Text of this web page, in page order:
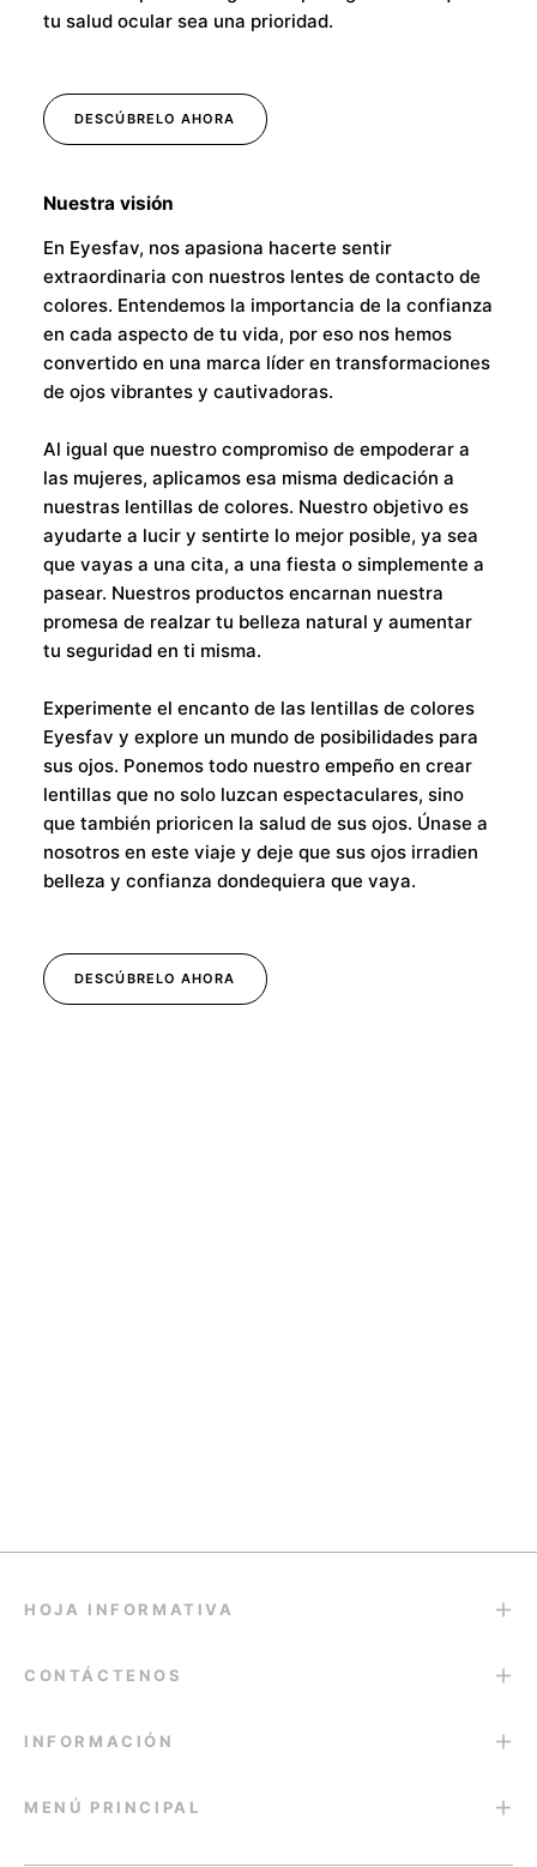
tu salud ocular sea una prioridad.
DESCÚBRELO AHORA
Nuestra visión
En Eyesfav, nos apasiona hacerte sentir
extraordinaria con nuestros lentes de contacto de
colores. Entendemos la importancia de la confianza
en cada aspecto de tu vida, por eso nos hemos
convertido en una marca líder en transformaciones
de ojos vibrantes y cautivadoras.
Al igual que nuestro compromiso de empoderar a
las mujeres, aplicamos esa misma dedicación a
nuestras lentillas de colores. Nuestro objetivo es
ayudarte a lucir y sentirte lo mejor posible, ya sea
que vayas a una cita, a una fiesta o simplemente a
pasear. Nuestros productos encarnan nuestra
promesa de realzar tu belleza natural y aumentar
tu seguridad en ti misma.
Experimente el encanto de las lentillas de colores
Eyesfav y explore un mundo de posibilidades para
sus ojos. Ponemos todo nuestro empeño en crear
lentillas que no solo luzcan espectaculares, sino
que también prioricen la salud de sus ojos. Únase a
nosotros en este viaje y deje que sus ojos irradien
belleza y confianza dondequiera que vaya.
DESCÚBRELO AHORA
HOJA INFORMATIVA
CONTÁCTENOS
INFORMACIÓN
MENÚ PRINCIPAL